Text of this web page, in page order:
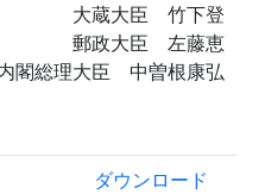
大蔵大臣 竹下登
郵政大臣 左藤恵
閣総理大臣 中曽根康弘
ダウンロード